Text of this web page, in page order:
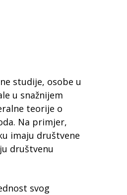
studije, osobe u
u snažnijem
teorije o
Na primjer,
imaju društvene
društvenu
svog